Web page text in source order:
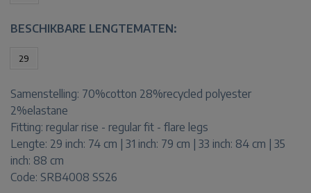
BESCHIKBARE LENGTEMATEN:
29
Samenstelling: 70%cotton 28%recycled polyester
2%elastane
Fitting: regular rise - regular fit - flare legs
Lengte: 29 inch: 74 cm | 31 inch: 79 cm | 33 inch: 84 cm | 35
inch: 88 cm
Code: SRB4008 SS26